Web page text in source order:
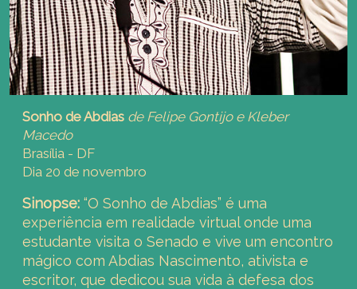
Sonho de Abdias de Felipe Gontijo e Kleber
Macedo
Brasília - DF
Dia 20 de novembro
Sinopse: “O Sonho de Abdias” é uma
experiência em realidade virtual onde uma
estudante visita o Senado e vive um encontro
mágico com Abdias Nascimento, ativista e
escritor, que dedicou sua vida à defesa dos